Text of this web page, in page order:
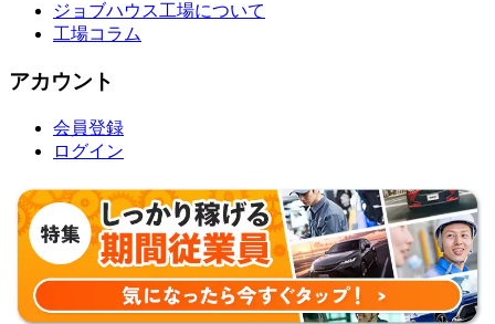
ジョブハウス工場について
工場コラム
アカウント
会員登録
ログイン